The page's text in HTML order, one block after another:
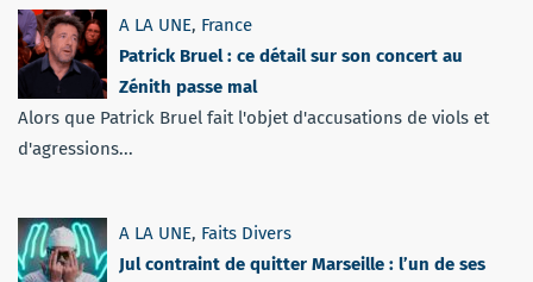
A LA UNE, France
Patrick Bruel : ce détail sur son concert au
Zénith passe mal
Alors que Patrick Bruel fait l'objet d'accusations de viols et
d'agressions...
A LA UNE, Faits Divers
Jul contraint de quitter Marseille : l’un de ses